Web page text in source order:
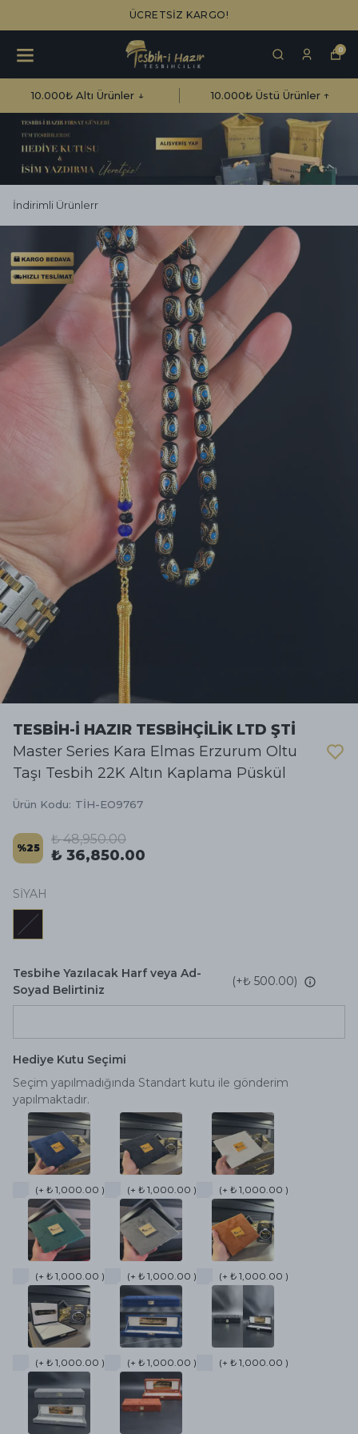
ÜCRETSİZ KARGO!
0
10.000₺ Altı Ürünler ↓ 10.000₺ Üstü Ürünler ↑
İndirimli Ürünlerr
TESBİH-İ HAZIR TESBİHÇİLİK LTD ŞTİ
Master Series Kara Elmas Erzurum Oltu
Taşı Tesbih 22K Altın Kaplama Püskül
Ürün Kodu: TİH-EO9767
%25
₺ 48,950.00
₺ 36,850.00
SİYAH
Tesbihe Yazılacak Harf veya Ad-
Soyad Belirtiniz
(+₺ 500.00)
Hediye Kutu Seçimi
Seçim yapılmadığında Standart kutu ile gönderim
yapılmaktadır.
(+ ₺ 1,000.00 ) (+ ₺ 1,000.00 ) (+ ₺ 1,000.00 )
(+ ₺ 1,000.00 ) (+ ₺ 1,000.00 ) (+ ₺ 1,000.00 )
(+ ₺ 1,000.00 ) (+ ₺ 1,000.00 ) (+ ₺ 1,000.00 )